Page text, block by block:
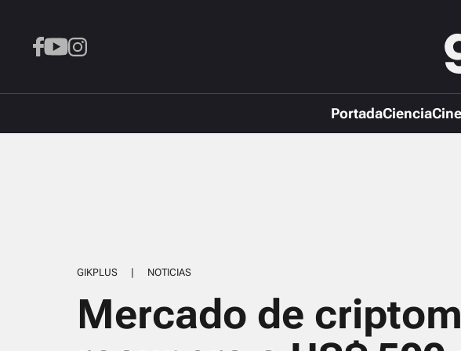
PortadaCiencia
GIKPLUS | NOTICIAS
Mercado de